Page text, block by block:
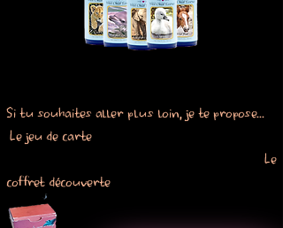
Si tu souhaites aller plus loin, je te propose...
Le jeu de carte
Le
coffret découverte